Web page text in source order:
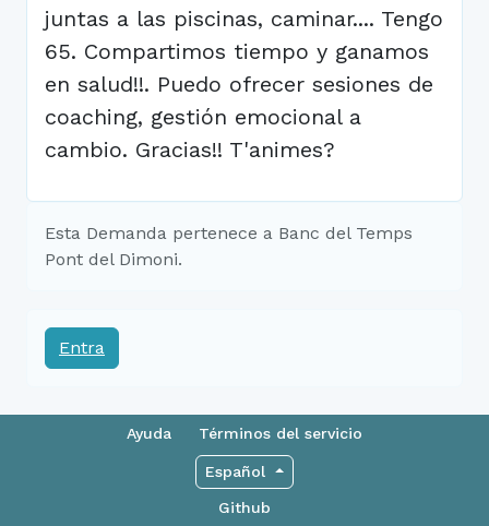
juntas a las piscinas, caminar.... Tengo
65. Compartimos tiempo y ganamos
en salud!!. Puedo ofrecer sesiones de
coaching, gestión emocional a
cambio. Gracias!! T'animes?
Esta Demanda pertenece a Banc del Temps
Pont del Dimoni.
Entra
Ayuda Términos del servicio
Español
Github